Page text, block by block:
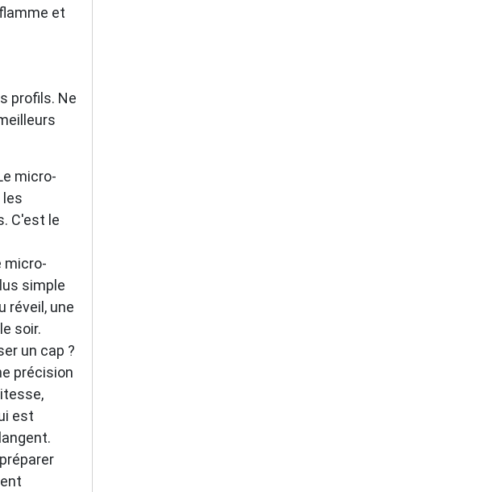
et
profils. Ne
micro-
les
C'est le
micro-
simple
réveil, une
soir.
un cap ?
précision
est